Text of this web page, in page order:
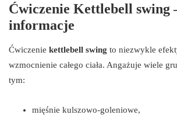
Ćwiczenie Kettlebell swing
informacje
Ćwiczenie kettlebell swing to niezwykle
wzmocnienie całego ciała. Angażuje wiele
tym:
mięśnie kulszowo-goleniowe,